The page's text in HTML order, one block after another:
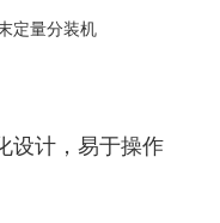
设计，易于操作